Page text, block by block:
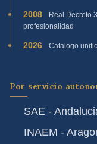
2008
Real Decreto
profesionalidad
2026 Catalogo
Por servicio
SAE -
INAEM -